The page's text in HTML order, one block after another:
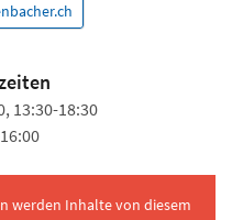
13:30-18:30
werden Inhalte von diesem